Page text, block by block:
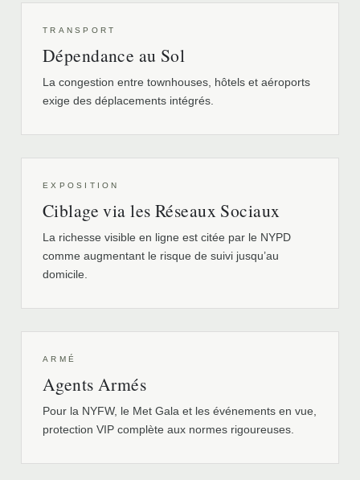
TRANSPORT
Dépendance au Sol
La congestion entre townhouses, hôtels et aéroports
exige des déplacements intégrés.
EXPOSITION
Ciblage via les Réseaux Sociaux
La richesse visible en ligne est citée par le NYPD
comme augmentant le risque de suivi jusqu’au
domicile.
ARMÉ
Agents Armés
Pour la NYFW, le Met Gala et les événements en vue,
protection VIP complète aux normes rigoureuses.